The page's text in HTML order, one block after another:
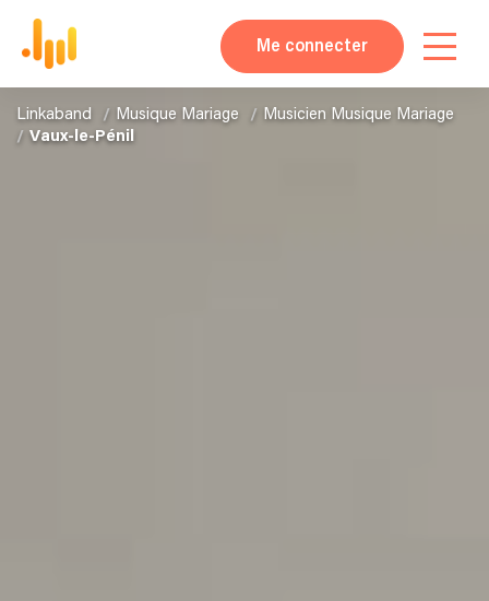
Me connecter
Linkaband Musique Mariage
Musicien Musique Mariage
Vaux-le-Pénil